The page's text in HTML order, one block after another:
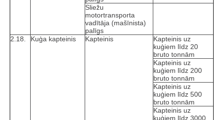
Sliežu
motortransporta
vadītāja (mašīnista)
palīgs
2.18.
Kuģa kapteinis Kapteinis
Kapteinis uz
kuģiem līdz 20
bruto tonnām
Kapteinis uz
kuģiem līdz 200
bruto tonnām
Kapteinis uz
kuģiem līdz 500
bruto tonnām
Kapteinis uz
kuģiem līdz 3000